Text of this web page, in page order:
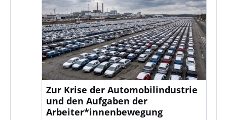
Zur Krise der Automobilindustrie
und den Aufgaben der
Arbeiter*innenbewegung